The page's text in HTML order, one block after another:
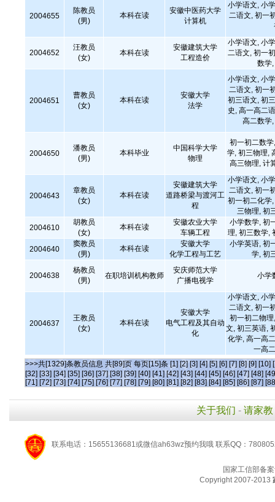
2004655
陈教员
(男)
本科在读
安徽中医药大学
计算机
小学语文, 小
二语文, 初一
2004652
汪教员
(女)
本科在读
安徽建筑大学
工程造价
小学语文, 小
二语文, 初一
数学
2004651
曹教员
(女)
本科在读
安徽大学
法学
小学语文, 小
二语文, 初一
初三语文, 初
史, 高一高二
高二数学
2004650
潘教员
(男)
本科毕业
中国科学大学
物理
初一初二数
学, 初三物理,
高三物理, 计
2004643
章教员
(女)
本科在读
安徽建筑大学
道路桥梁与渡河工
程
小学语文, 小
二语文, 初一
初一初二化学
三物理, 初
2004610
胡教员
(女)
本科在读
安徽农业大学
车辆工程
小学数学, 初
理, 初三数学,
2004640
窦教员
(男)
本科在读
安徽大学
化学工程与工艺
小学英语, 初
学, 初
2004638
杨教员
(男)
在职培训机构教师
安庆师范大学
广播电视学
小学
2004637
王教员
(女)
本科在读
安徽大学
电气工程及其自动
化
小学语文, 小
二语文, 初一
初一初二物
文, 初三英语,
化学, 高一高
一高
>>>共[1329]条教员信息 共[89]页 每页[15]条 [1] [2] [3] [4] [5] [6] [7] [8] [9] [10]
[32] [33] [34] [35] [36] [37] [38] [39] [40] [41] [42] [43] [44] [45] [46] [47] [48]
[71] [72] [73] [74] [75] [76] [77] [78] [79] [80] [81] [82] [83] [84] [85] [86] [87]
关于我们 - 请家教
联系电话：15655136681或微信ah63wz预约我哦 联系QQ：
国家工信部备
Copyright 2007-2013